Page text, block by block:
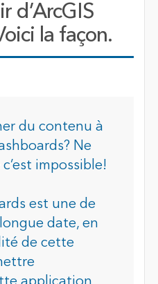
d’ArcGIS
la façon.
du contenu à
Ne
impossible!
est une de
date, en
de cette